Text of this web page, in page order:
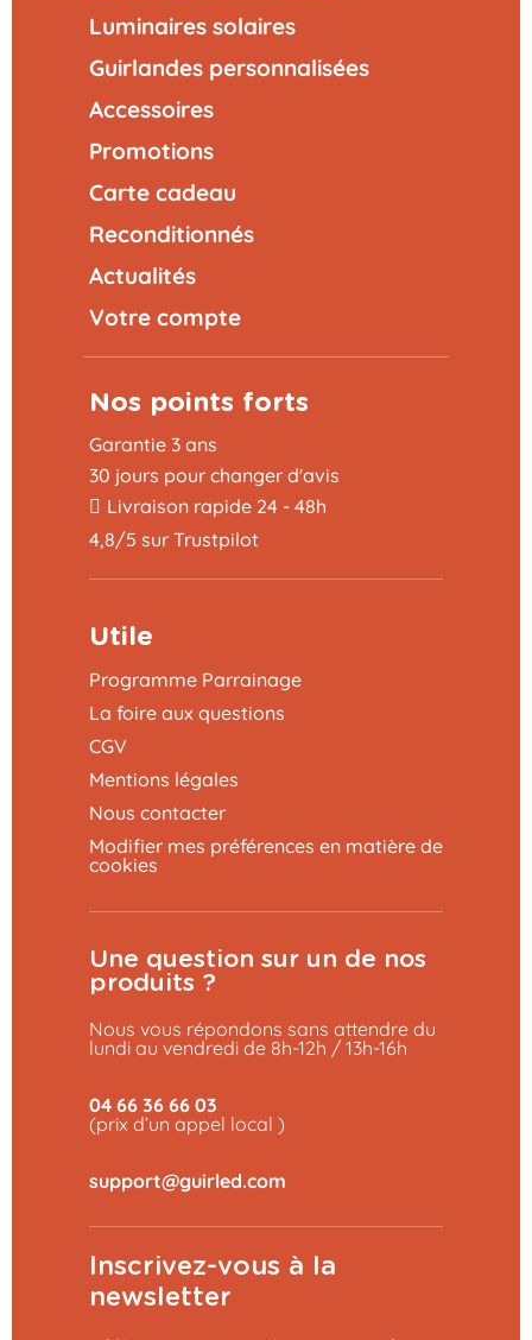
Luminaires solaires
Guirlandes personnalisées
Accessoires
Promotions
Carte cadeau
Reconditionnés
Actualités
Votre compte
Nos points forts
Garantie 3 ans
30 jours pour changer d'avis
Livraison rapide 24 - 48h
4,8/5 sur Trustpilot
Utile
Programme Parrainage
La foire aux questions
CGV
Mentions légales
Nous contacter
Modifier mes préférences en matière de
cookies
Une question sur un de nos
produits ?
Nous vous répondons sans attendre du
lundi au vendredi de 8h-12h / 13h-16h
04 66 36 66 03
(prix d’un appel local )
Inscrivez-vous à la
newsletter